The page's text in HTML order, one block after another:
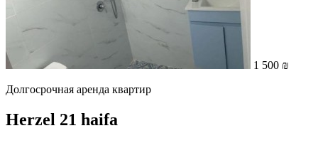
1 500 ₪
Долгосрочная аренда квартир
Herzel 21 haifa